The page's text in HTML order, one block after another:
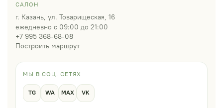
САЛОН
г. Казань, ул. Товарищеская, 16
ежедневно с 09:00 до 21:00
+7 995 368-68-08
Построить маршрут
МЫ В СОЦ. СЕТЯХ
TG WA MAX VK